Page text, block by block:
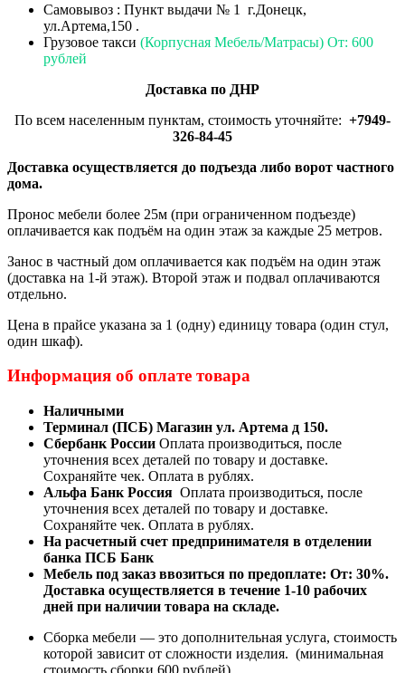
Самовывоз : Пункт выдачи № 1 г.Донецк,
ул.Артема,150 .
Грузовое такси (Корпусная Мебель/Матрасы) От: 600
рублей
Доставка по ДНР
По всем населенным пунктам, стоимость уточняйте: +7949-
326-84-45
Доставка осуществляется до подъезда либо ворот частного
дома.
Пронос мебели более 25м (при ограниченном подъезде)
оплачивается как подъём на один этаж за каждые 25 метров.
Занос в частный дом оплачивается как подъём на один этаж
(доставка на 1-й этаж). Второй этаж и подвал оплачиваются
отдельно.
Цена в прайсе указана за 1 (одну) единицу товара (один стул,
один шкаф).
Информация об оплате товара
Наличными
Терминал (ПСБ) Магазин ул. Артема д 150.
Сбербанк России Оплата производиться, после
уточнения всех деталей по товару и доставке.
Сохраняйте чек. Оплата в рублях.
Альфа Банк Россия Оплата производиться, после
уточнения всех деталей по товару и доставке.
Сохраняйте чек. Оплата в рублях.
На расчетный счет предпринимателя в отделении
банка ПСБ Банк
Мебель под заказ ввозиться по предоплате: От: 30%.
Доставка осуществляется в течение 1-10 рабочих
дней при наличии товара на складе.
Сборка мебели — это дополнительная услуга, стоимость
которой зависит от сложности изделия. (минимальная
стоимость сборки 600 рублей)